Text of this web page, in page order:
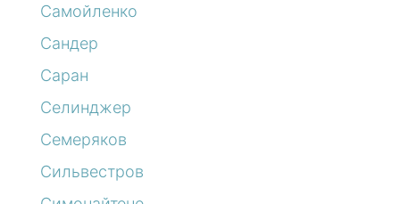
Самойленко
Сандер
Саран
Селинджер
Семеряков
Сильвестров